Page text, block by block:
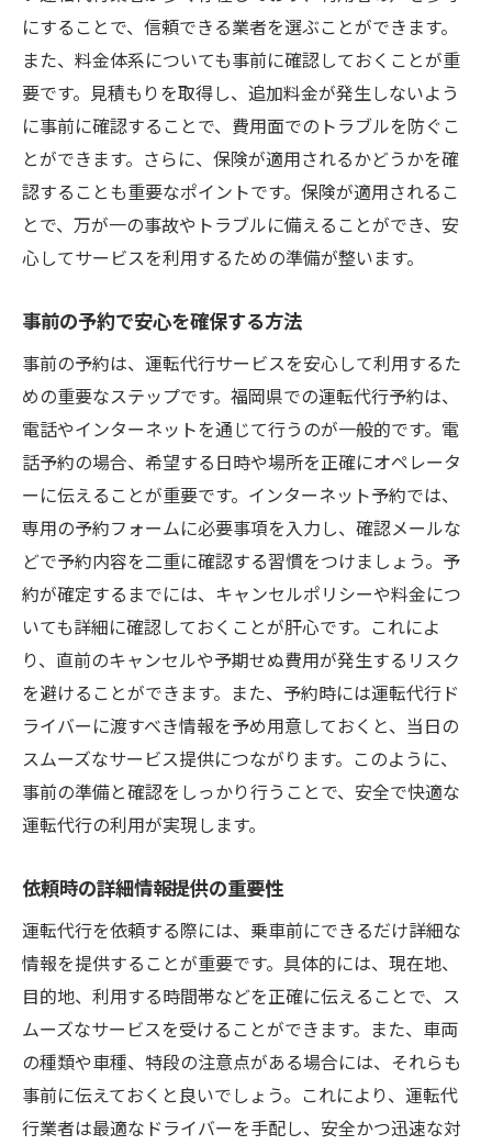
にすることで、信頼できる業者を選ぶことができます。
また、料金体系についても事前に確認しておくことが重
要です。見積もりを取得し、追加料金が発生しないよう
に事前に確認することで、費用面でのトラブルを防ぐこ
とができます。さらに、保険が適用されるかどうかを確
認することも重要なポイントです。保険が適用されるこ
とで、万が一の事故やトラブルに備えることができ、安
心してサービスを利用するための準備が整います。
事前の予約で安心を確保する方法
事前の予約は、運転代行サービスを安心して利用するた
めの重要なステップです。福岡県での運転代行予約は、
電話やインターネットを通じて行うのが一般的です。電
話予約の場合、希望する日時や場所を正確にオペレータ
ーに伝えることが重要です。インターネット予約では、
専用の予約フォームに必要事項を入力し、確認メールな
どで予約内容を二重に確認する習慣をつけましょう。予
約が確定するまでには、キャンセルポリシーや料金につ
いても詳細に確認しておくことが肝心です。これによ
り、直前のキャンセルや予期せぬ費用が発生するリスク
を避けることができます。また、予約時には運転代行ド
ライバーに渡すべき情報を予め用意しておくと、当日の
スムーズなサービス提供につながります。このように、
事前の準備と確認をしっかり行うことで、安全で快適な
運転代行の利用が実現します。
依頼時の詳細情報提供の重要性
運転代行を依頼する際には、乗車前にできるだけ詳細な
情報を提供することが重要です。具体的には、現在地、
目的地、利用する時間帯などを正確に伝えることで、ス
ムーズなサービスを受けることができます。また、車両
の種類や車種、特段の注意点がある場合には、それらも
事前に伝えておくと良いでしょう。これにより、運転代
行業者は最適なドライバーを手配し、安全かつ迅速な対